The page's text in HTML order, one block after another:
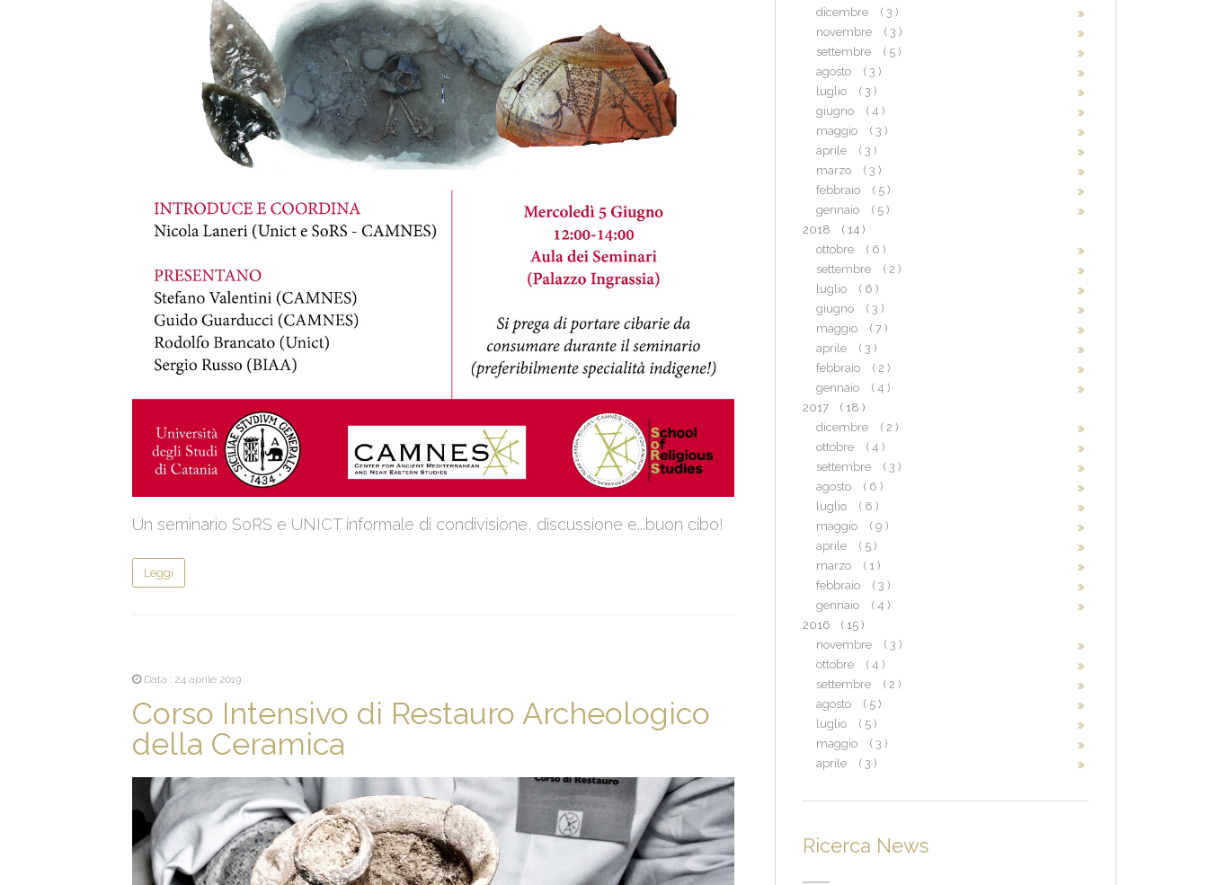
Un seminario SoRS e UNICT informale di condivisione, discussione e...buon cibo!
Leggi
Data : 24 aprile 2019
Corso Intensivo di Restauro Archeologico
della Ceramica
dicembre
( 3 )
novembre
( 3 )
settembre
( 5 )
agosto
( 3 )
luglio
( 3 )
giugno
( 4 )
maggio
( 3 )
aprile
( 3 )
marzo
( 3 )
febbraio
( 5 )
gennaio
( 5 )
2018
( 14 )
ottobre
( 6 )
settembre
( 2 )
luglio
( 6 )
giugno
( 3 )
maggio
( 7 )
aprile
( 3 )
febbraio
( 2 )
gennaio
( 4 )
2017
( 18 )
dicembre
( 2 )
ottobre
( 4 )
settembre
( 3 )
agosto
( 6 )
luglio
( 6 )
maggio
( 9 )
aprile
( 5 )
marzo
( 1 )
febbraio
( 3 )
gennaio
( 4 )
2016
( 15 )
novembre
( 3 )
ottobre
( 4 )
settembre
( 2 )
agosto
( 5 )
luglio
( 5 )
maggio
( 3 )
aprile
( 3 )
Ricerca News